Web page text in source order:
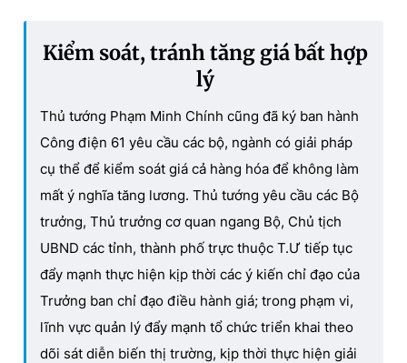
Kiểm soát, tránh tăng giá bất hợp
lý
Thủ tướng Phạm Minh Chính cũng đã ký ban hành
Công điện 61 yêu cầu các bộ, ngành có giải pháp
cụ thể để kiểm soát giá cả hàng hóa để không làm
mất ý nghĩa tăng lương. Thủ tướng yêu cầu các Bộ
trưởng, Thủ trưởng cơ quan ngang Bộ, Chủ tịch
UBND các tỉnh, thành phố trực thuộc T.Ư tiếp tục
đẩy mạnh thực hiện kịp thời các ý kiến chỉ đạo của
Trưởng ban chỉ đạo điều hành giá; trong phạm vi,
lĩnh vực quản lý đẩy mạnh tổ chức triển khai theo
dõi sát diễn biến thị trường, kịp thời thực hiện giải